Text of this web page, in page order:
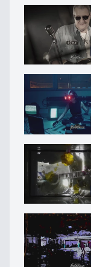
Folsom
Wired de
Ruines de
Nicole de